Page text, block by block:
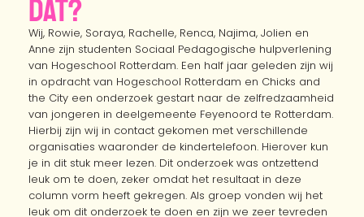
dat?
Wij, Rowie, Soraya, Rachelle, Renca, Najima, Jolien en
Anne zijn studenten Sociaal Pedagogische hulpverlening
van Hogeschool Rotterdam. Een half jaar geleden zijn wij
in opdracht van Hogeschool Rotterdam en Chicks and
the City een onderzoek gestart naar de zelfredzaamheid
van jongeren in deelgemeente Feyenoord te Rotterdam.
Hierbij zijn wij in contact gekomen met verschillende
organisaties waaronder de kindertelefoon. Hierover kun
je in dit stuk meer lezen. Dit onderzoek was ontzettend
leuk om te doen, zeker omdat het resultaat in deze
column vorm heeft gekregen. Als groep vonden wij het
leuk om dit onderzoek te doen en zijn we zeer tevreden